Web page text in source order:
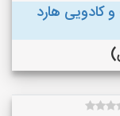
کادویی هارد